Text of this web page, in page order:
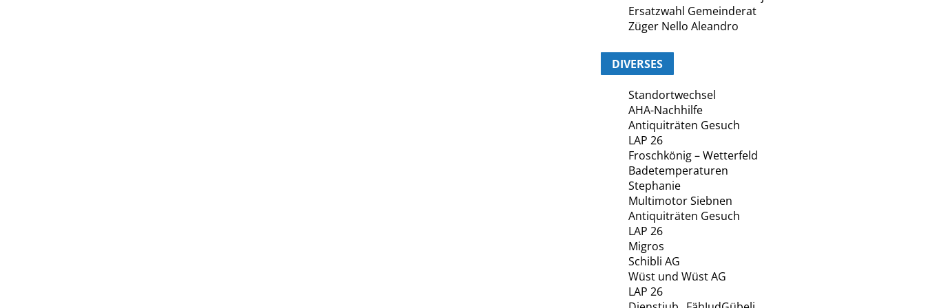
Ersatzwahl Gemeinderat
Züger Nello Aleandro
DIVERSES
Standortwechsel
AHA-Nachhilfe
Antiquiträten Gesuch
LAP 26
Froschkönig – Wetterfeld
Badetemperaturen
Stephanie
Multimotor Siebnen
Antiquiträten Gesuch
LAP 26
Migros
Schibli AG
Wüst und Wüst AG
LAP 26